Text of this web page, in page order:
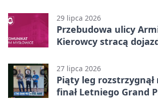
29 lipca 2026
Przebudowa ulicy
Kierowcy stracą
27 lipca 2026
Piąty leg rozstrzygnął
finał Letniego Grand